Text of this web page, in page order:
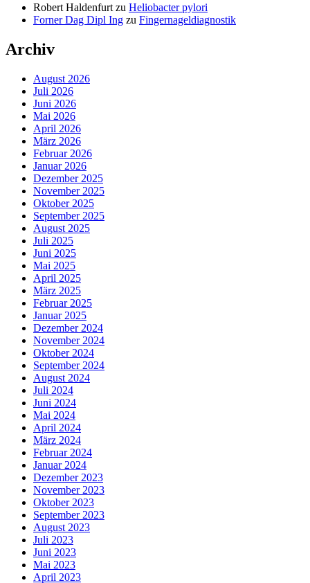
Robert Haldenfurt zu Heliobacter pylori
Forner Dag Dipl Ing zu Fingernageldiagnostik
Archiv
August 2026
Juli 2026
Juni 2026
Mai 2026
April 2026
März 2026
Februar 2026
Januar 2026
Dezember 2025
November 2025
Oktober 2025
September 2025
August 2025
Juli 2025
Juni 2025
Mai 2025
April 2025
März 2025
Februar 2025
Januar 2025
Dezember 2024
November 2024
Oktober 2024
September 2024
August 2024
Juli 2024
Juni 2024
Mai 2024
April 2024
März 2024
Februar 2024
Januar 2024
Dezember 2023
November 2023
Oktober 2023
September 2023
August 2023
Juli 2023
Juni 2023
Mai 2023
April 2023